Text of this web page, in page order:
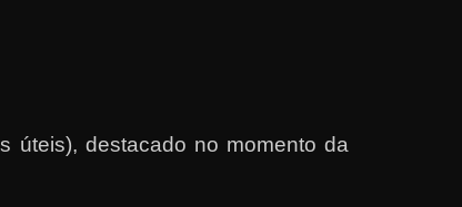
úteis), destacado no momento da